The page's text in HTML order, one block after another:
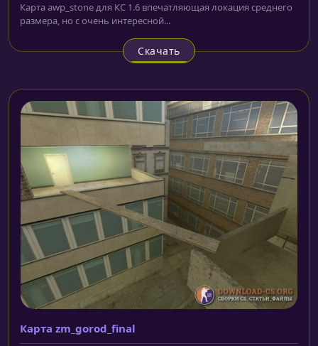
Карта awp_stone для КС 1.6 впечатляющая локация среднего
размера, но с очень интересной...
Скачать
Карта zm_gorod_final